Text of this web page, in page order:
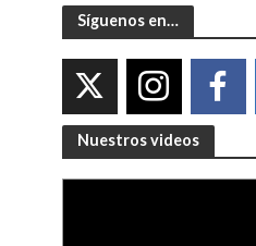
Síguenos en…
Nuestros videos